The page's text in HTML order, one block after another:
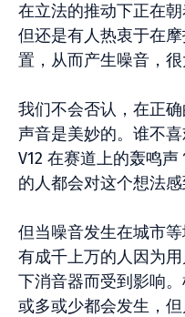
在立法的推动下正在
但还是有人热衷于在
置，从而产生噪音，很
我们不会否认，在正
声音是美妙的。谁不
V12 在赛道上的轰鸣
的人都会对这个想法感
但当噪音发生在城市
有成千上万的人因为
下消音器而受到影响
或多或少都会发生，